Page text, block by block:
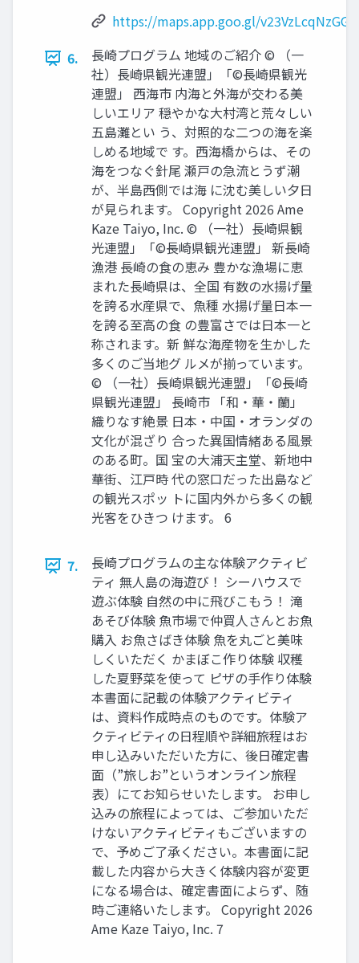
https://maps.app.goo.gl/
6.
⻑崎プログラム 地域のご紹介 © （⼀
社）⻑崎県観光連盟」「©⻑崎県観光
連盟」 ⻄海市 内海と外海が交わる美
しいエリア 穏やかな⼤村湾と荒々しい
五島灘とい う、対照的な⼆つの海を楽
しめる地域で す。⻄海橋からは、その
海をつなぐ針尾 瀬⼾の急流とうず潮
が、半島⻄側では海 に沈む美しい⼣⽇
が⾒られます。 Copyright 2026 Ame
Kaze Taiyo, Inc. © （⼀社）⻑崎県観
光連盟」「©⻑崎県観光連盟」 新⻑崎
漁港 ⻑崎の⾷の恵み 豊かな漁場に恵
まれた⻑崎県は、全国 有数の⽔揚げ量
を誇る⽔産県で、⿂種 ⽔揚げ量⽇本⼀
を誇る⾄⾼の⾷ の豊富さでは⽇本⼀と
称されます。新 鮮な海産物を⽣かした
多くのご当地グ ルメが揃っています。
© （⼀社）⻑崎県観光連盟」「©⻑崎
県観光連盟」 ⻑崎市 「和‧華‧蘭」
織りなす絶景 ⽇本‧中国‧オランダの
⽂化が混ざり 合った異国情緒ある⾵景
のある町。国 宝の⼤浦天主堂、新地中
華街、江⼾時 代の窓⼝だった出島など
の観光スポッ トに国内外から多くの観
光客をひきつ けます。 6
7.
⻑崎プログラムの主な体験アクティビ
ティ 無⼈島の海遊び！ シーハウスで
遊ぶ体験 ⾃然の中に⾶びこもう！ 滝
あそび体験 ⿂市場で仲買⼈さんとお⿂
購⼊ お⿂さばき体験 ⿂を丸ごと美味
しくいただく かまぼこ作り体験 収穫
した夏野菜を使って ピザの⼿作り体験
本書⾯に記載の体験アクティビティ
は、資料作成時点のものです。体験ア
クティビティの⽇程順や詳細旅程はお
申し込みいただいた⽅に、後⽇確定書
⾯（”旅しお”というオンライン旅程
表）にてお知らせいたします。 お申し
込みの旅程によっては、ご参加いただ
けないアクティビティもございますの
で、予めご了承ください。本書⾯に記
載した内容から⼤きく体験内容が変更
になる場合は、確定書⾯によらず、随
時ご連絡いたします。 Copyright 2026
Ame Kaze Taiyo, Inc. 7